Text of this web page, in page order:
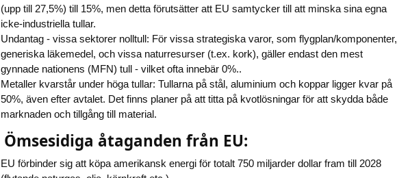
(upp till 27,5%) till 15%, men detta förutsätter att EU samtycker till att minska sina egna
icke-industriella tullar.
Undantag - vissa sektorer nolltull: För vissa strategiska varor, som flygplan/komponenter,
generiska läkemedel, och vissa naturresurser (t.ex. kork), gäller endast den mest
gynnade nationens (MFN) tull - vilket ofta innebär 0%..
Metaller kvarstår under höga tullar: Tullarna på stål, aluminium och koppar ligger kvar på
50%, även efter avtalet. Det finns planer på att titta på kvotlösningar för att skydda både
marknaden och tillgång till material.
Ömsesidiga åtaganden från EU:
EU förbinder sig att köpa amerikansk energi för totalt 750 miljarder dollar fram till 2028